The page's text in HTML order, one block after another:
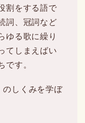
割をする語で
詞、冠詞など
ゆる歌に繰り
てしまえばい
です。
のしくみを学ぼ